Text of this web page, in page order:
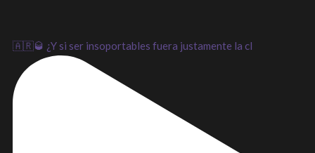
🇦🇷🥃 ¿Y si ser insoportables fuera justamente la cl